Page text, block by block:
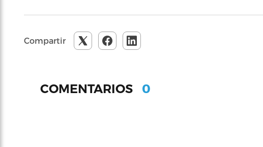
Compartir
COMENTARIOS 0